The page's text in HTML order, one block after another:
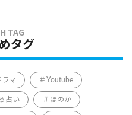
タグ
ラマ Youtube
占い ほのか